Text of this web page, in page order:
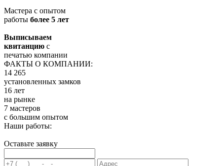
Мастера с опытом
работы более 5 лет
Выписываем
квитанцию с
печатью компании
ФАКТЫ О КОМПАНИИ:
14 265
установленных замков
16 лет
на рынке
7 мастеров
с большим опытом
Наши работы:
Оставьте заявку